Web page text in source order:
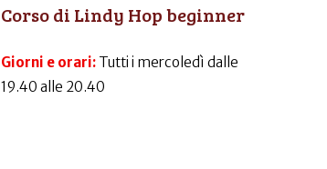
Corso di Lindy Hop beginner
Giorni e orari: Tutti i mercoledì dalle
19.40 alle 20.40